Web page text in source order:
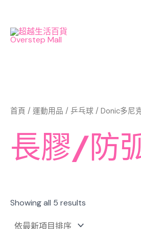
content
首頁 / 運動用品 / 乒乓球 / Donic多尼
長膠/防
Showing all 5 results